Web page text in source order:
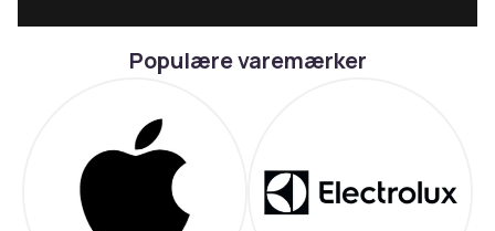
Populære varemærker